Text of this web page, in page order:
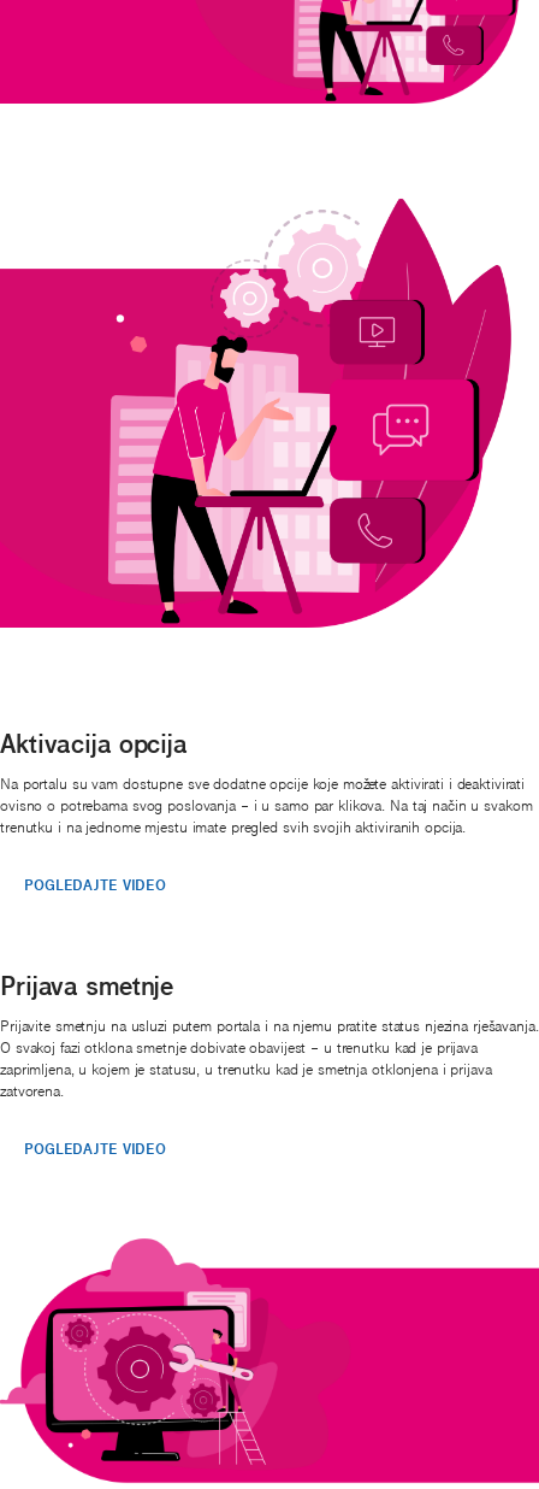
Aktivacija opcija
Na portalu su vam dostupne sve dodatne opcije koje možete aktivirati i deaktivirati
ovisno o potrebama svog poslovanja – i u samo par klikova. Na taj način u svakom
trenutku i na jednome mjestu imate pregled svih svojih aktiviranih opcija.
POGLEDAJTE VIDEO
Prijava smetnje
Prijavite smetnju na usluzi putem portala i na njemu pratite status njezina rješavanja.
O svakoj fazi otklona smetnje dobivate obavijest – u trenutku kad je prijava
zaprimljena, u kojem je statusu, u trenutku kad je smetnja otklonjena i prijava
zatvorena.
POGLEDAJTE VIDEO